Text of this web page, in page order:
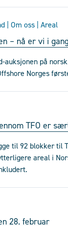
| Om oss | Areal
– nå er vi i
auksjonen på
Norges
TFO er
til 92 blokker til
areal i
28. februar